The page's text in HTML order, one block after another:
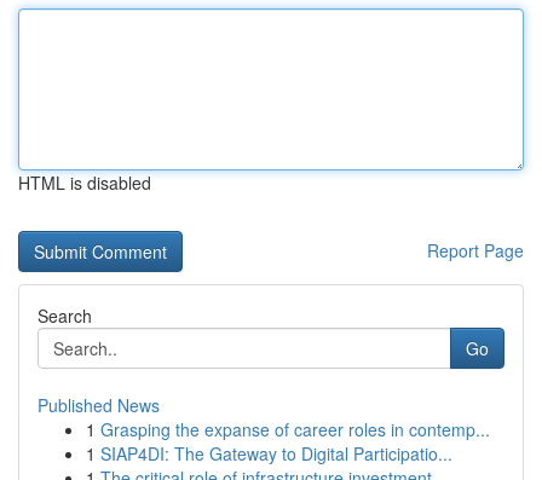
HTML is disabled
Report Page
Search
Go
Published News
1 Grasping the expanse of career roles in contemp...
1 SIAP4DI: The Gateway to Digital Participatio...